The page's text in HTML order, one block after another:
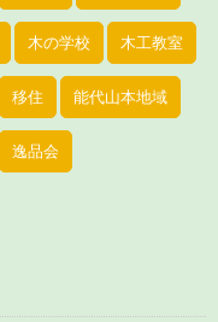
木の学校 木工教室
移住 能代山本地域
逸品会